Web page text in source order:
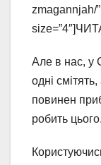
zmagannjah/
Але в нас, у
одні
повинен
робить цього.